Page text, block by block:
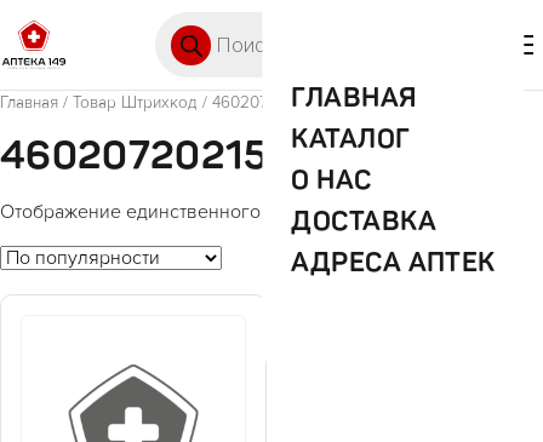
ГЛАВНАЯ
КАТАЛОГ
О НАС
ДОСТАВКА
АДРЕСА АПТЕК
Главная / Товар Штрихкод / 4602072021554
4602072021554
Отображение единственного товара